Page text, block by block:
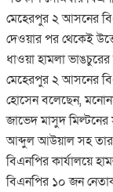
মেহেরপুর ২ আসনের
দেওয়ার পর থেকেই
ধাওয়া হামলা
মেহেরপুর ২ আসনের
হোসেন বলেছেন,
জাভেদ মাসুদ
আব্দুল আউয়াল সহ তার
বিএনপির কার্যালয়ে
বিএনপির ১০ জন